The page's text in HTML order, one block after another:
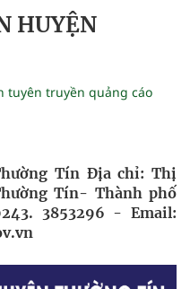
HUYỆN
tuyên truyền quảng cáo
Tín Địa chỉ: Thị
Tín- Thành phố
3853296 - Email: